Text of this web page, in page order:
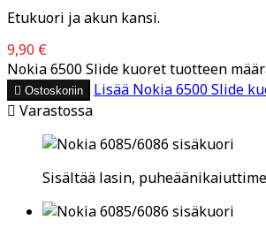
Etukuori ja akun kansi.
9,90 €
Nokia 6500 Slide kuoret tuotteen
 Ostoskoriin Lisää Nokia 6500 Slide
 Varastossa
Sisältää lasin,